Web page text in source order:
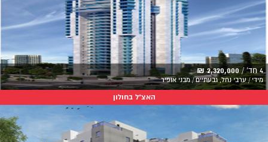
4 חד' / 2,320,000 ₪
מידי / ערבי נחל, גבעתיים / מבני אופיר
האצ"ל בחולון